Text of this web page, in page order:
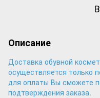
Описание
Доставка обувной
осуществляется только
для оплаты Вы сможете
подтверждения заказа.